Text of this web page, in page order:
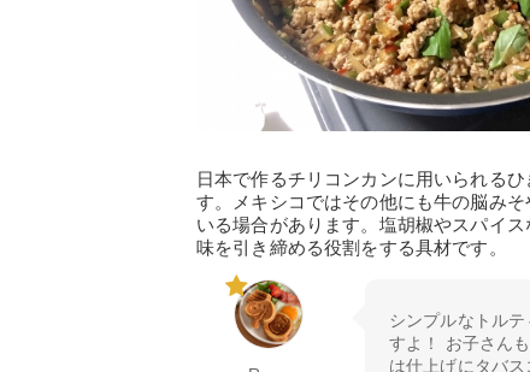
日本で作るチリコンカンに用いられる
す。メキシコではその他にも牛の脳み
いる場合があります。塩胡椒やスパイ
味を引き締める役割をする具材です。
シンプルなトル
すよ！ お子さん
は仕上げにタバ